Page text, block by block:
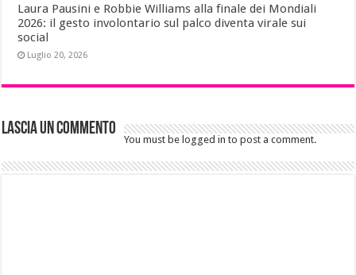
Laura Pausini e Robbie Williams alla finale dei Mondiali
2026: il gesto involontario sul palco diventa virale sui
social
Luglio 20, 2026
Lascia un commento
You must be logged in to post a comment.